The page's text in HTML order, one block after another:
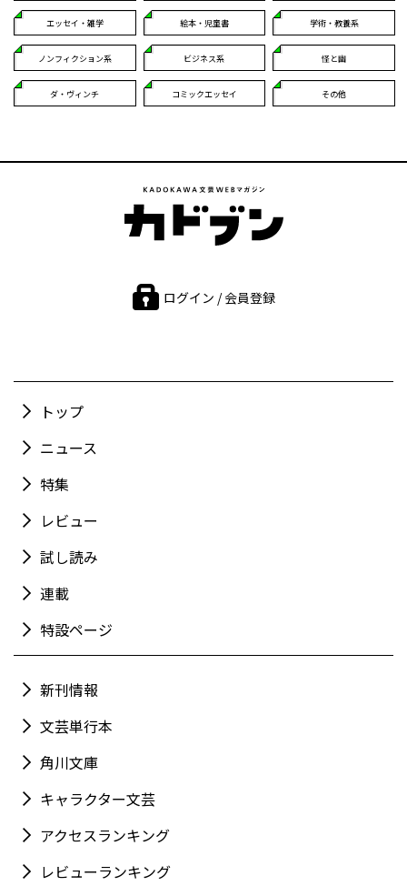
エッセイ・雑学 絵本・児童書 学術・教養系
ノンフィクション系 ビジネス系 怪と幽
ダ・ヴィンチ コミックエッセイ その他
ログイン / 会員登録
トップ
ニュース
特集
レビュー
試し読み
連載
特設ページ
新刊情報
文芸単行本
角川文庫
キャラクター文芸
アクセスランキング
レビューランキング